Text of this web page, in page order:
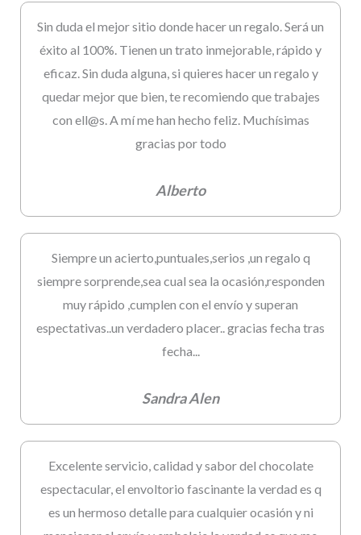
Sin duda el mejor sitio donde hacer un regalo. Será un
éxito al 100%. Tienen un trato inmejorable, rápido y
eficaz. Sin duda alguna, si quieres hacer un regalo y
quedar mejor que bien, te recomiendo que trabajes
con ell@s. A mí me han hecho feliz. Muchísimas
gracias por todo
Alberto
Siempre un acierto,puntuales,serios ,un regalo q
siempre sorprende,sea cual sea la ocasión,responden
muy rápido ,cumplen con el envío y superan
espectativas..un verdadero placer.. gracias fecha tras
fecha...
Sandra Alen
Excelente servicio, calidad y sabor del chocolate
espectacular, el envoltorio fascinante la verdad es q
es un hermoso detalle para cualquier ocasión y ni